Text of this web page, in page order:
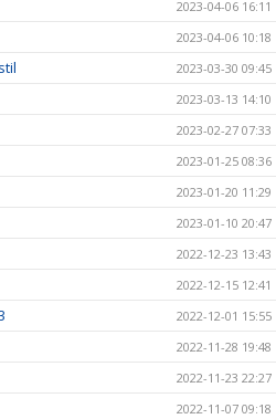
2023-04-06 16:11
2023-04-06 10:18
2023-03-30 09:45
2023-03-13 14:10
2023-02-27 07:33
2023-01-25 08:36
2023-01-20 11:29
2023-01-10 20:47
2022-12-23 13:43
2022-12-15 12:41
2022-12-01 15:55
2022-11-28 19:48
2022-11-23 22:27
2022-11-07 09:18